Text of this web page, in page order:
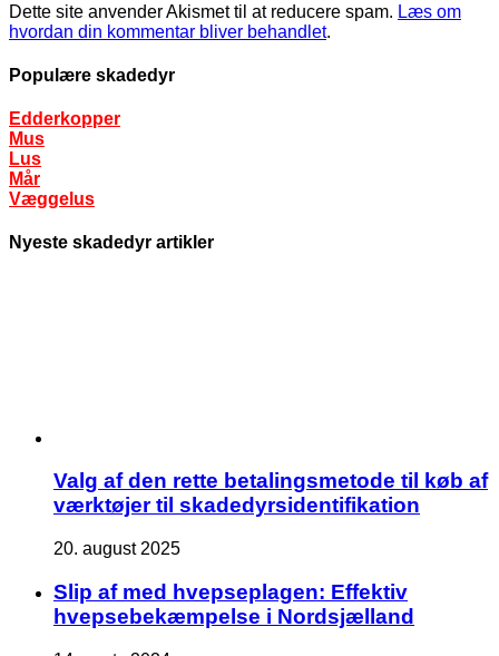
Dette site anvender Akismet til at reducere spam. Læs om
hvordan din kommentar bliver behandlet.
Populære skadedyr
Edderkopper
Mus
Lus
Mår
Væggelus
Nyeste skadedyr artikler
Valg af den rette betalingsmetode til køb af
værktøjer til skadedyrsidentifikation
20. august 2025
Slip af med hvepseplagen: Effektiv
hvepsebekæmpelse i Nordsjælland